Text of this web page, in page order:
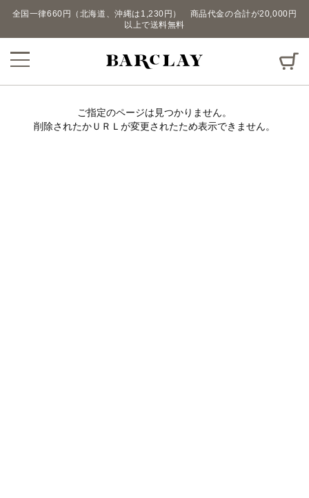
全国一律660円（北海道、沖縄は1,230円） 商品代金の合計が20,000円
以上で送料無料
ご指定のページは見つかりません。
削除されたかＵＲＬが変更されたため表示できません。